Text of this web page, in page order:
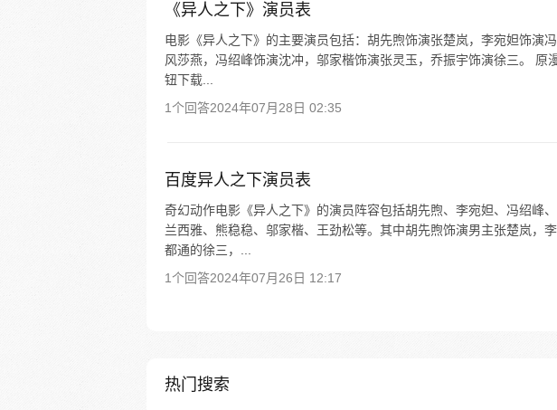
《异人之下》演员表
电影《异人之下》的主要演员包括：胡先煦饰演张楚岚，李宛妲饰演
风莎燕，冯绍峰饰演沈冲，邬家楷饰演张灵玉，乔振宇饰演徐三。 原
钮下载...
1个回答2024年07月28日 02:35
百度异人之下演员表
奇幻动作电影《异人之下》的演员阵容包括胡先煦、李宛妲、冯绍峰
兰西雅、熊稳稳、邬家楷、王劲松等。其中胡先煦饰演男主张楚岚，
都通的徐三，...
1个回答2024年07月26日 12:17
热门搜索